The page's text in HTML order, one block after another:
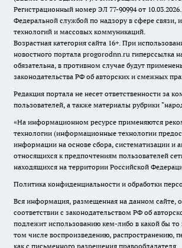
Регистрационный номер ЭЛ 77-90994 от
Федеральной службой по надзору в сфере
технологий и массовых коммуникаций.
Возрастная категория сайта 16+. При
новостного портала progorodnn.ru гиперссылка
обязательна, в противном случае будут
законодательства РФ об авторских и смежных
Редакция портала не несет ответственности за
пользователей, а также материалы рубрики
«На информационном ресурсе применяются
технологии (информационные технологии
информации на основе сбора, систематизации и
относящихся к предпочтениям пользователей
находящихся на территории Российской
Политика конфиденциальности и обработки
Вся информация, размещенная на данном сайте,
соответствии с законодательством РФ об
подлежит использованию кем-либо в какой бы
том числе воспроизведению, распространению,
как с письменного разрешения правообладателя.